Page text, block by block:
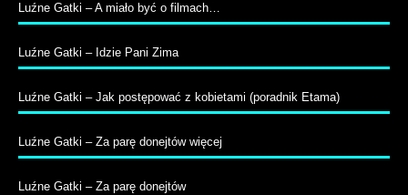
Luźne Gatki – A miało być o filmach…
Luźne Gatki – Idzie Pani Zima
Luźne Gatki – Jak postępować z kobietami (poradnik Etama)
Luźne Gatki – Za parę donejtów więcej
Luźne Gatki – Za parę donejtów